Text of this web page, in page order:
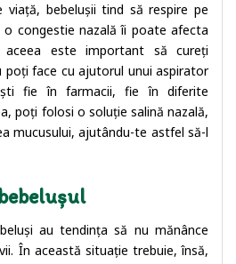
viață, bebelușii tind să respire pe
congestie nazală îi poate afecta
este important să cureți
poți face cu ajutorul unui aspirator
fie în farmacii, fie în diferite
poți folosi o soluție salină nazală,
mucusului, ajutându-te astfel să-l
au tendința să nu mănânce
În această situație trebuie, însă,